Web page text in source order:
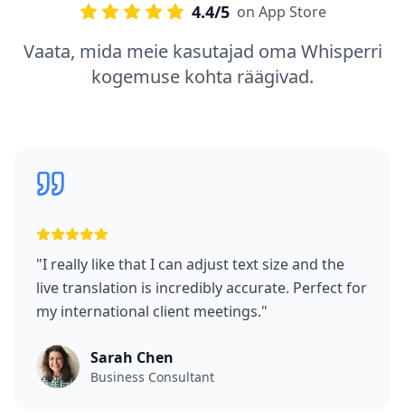
4.4/5 on App Store
Vaata, mida meie kasutajad oma Whisperri
kogemuse kohta räägivad.
"I really like that I can adjust text size and the
live translation is incredibly accurate. Perfect for
my international client meetings."
Sarah Chen
Business Consultant